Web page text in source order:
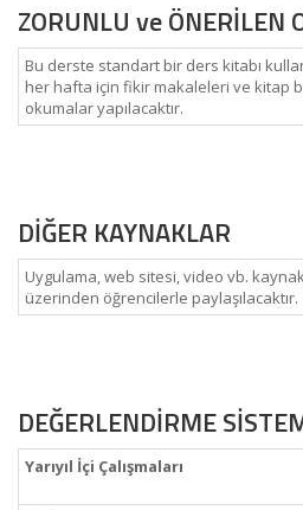
ZORUNLU ve ÖNERİLEN
Bu derste standart bir ders kitabı
her hafta için fikir makaleleri ve kitap
okumalar yapılacaktır.
DİĞER KAYNAKLAR
Uygulama, web sitesi, video vb.
üzerinden öğrencilerle paylaşılacaktır.
DEĞERLENDİRME
Yarıyıl İçi Çalışmaları